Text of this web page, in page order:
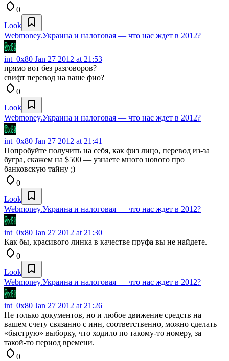
0
Look
Webmoney.Украина и налоговая — что нас ждет в 2012?
int_0x80 Jan 27 2012 at 21:53
прямо вот без разговоров?
свифт перевод на ваше фио?
0
Look
Webmoney.Украина и налоговая — что нас ждет в 2012?
int_0x80 Jan 27 2012 at 21:41
Попробуйте получить на себя, как физ лицо, перевод из-за
бугра, скажем на $500 — узнаете много нового про
банковскую тайну ;)
0
Look
Webmoney.Украина и налоговая — что нас ждет в 2012?
int_0x80 Jan 27 2012 at 21:30
Как бы, красивого линка в качестве пруфа вы не найдете.
0
Look
Webmoney.Украина и налоговая — что нас ждет в 2012?
int_0x80 Jan 27 2012 at 21:26
Не только документов, но и любое движение средств на
вашем счету связанно с инн, соответственно, можно сделать
«быструю» выборку, что ходило по такому-то номеру, за
такой-то период времени.
0